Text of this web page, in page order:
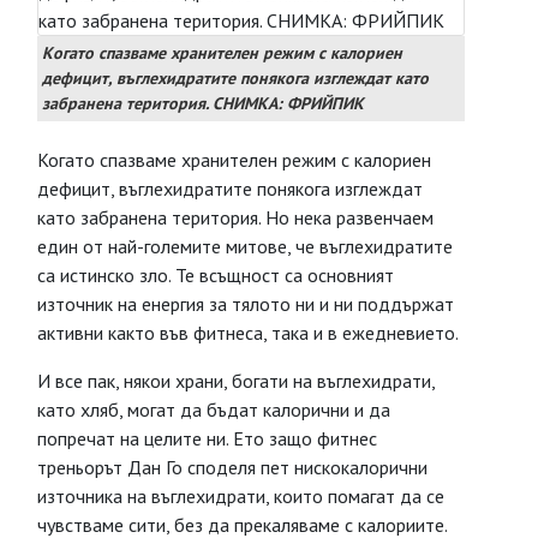
Когато спазваме хранителен режим с калориен
дефицит, въглехидратите понякога изглеждат като
забранена територия. СНИМКА: ФРИЙПИК
Когато спазваме хранителен режим с калориен
дефицит, въглехидратите понякога изглеждат
като забранена територия. Но нека развенчаем
един от най-големите митове, че въглехидратите
са истинско зло. Те всъщност са основният
източник на енергия за тялото ни и ни поддържат
активни както във фитнеса, така и в ежедневието.
И все пак, някои храни, богати на въглехидрати,
като хляб, могат да бъдат калорични и да
попречат на целите ни. Ето защо фитнес
треньорът Дан Го споделя пет нискокалорични
източника на въглехидрати, които помагат да се
чувстваме сити, без да прекаляваме с калориите.